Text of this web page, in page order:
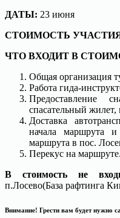
ДАТЫ: 23 июня
СТОИМОСТЬ
ЧТО ВХОДИТ В
Общая организация
Работа гида-
Предоставление
спасательный
Доставка
начала маршрута
маршрута в пос.
Перекус на маршруте.
В стоимость не
п.Лосево(База рафтинга
Внимание! Грести вам будет нужно